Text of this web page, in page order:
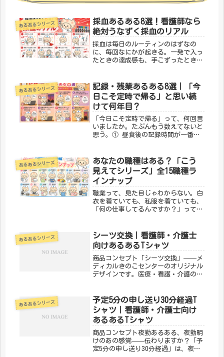
あるあるシリーズ
採血あるある8選！看護師なら
絶対うなずく採血のリアル
採血は毎日のルーティンのはずなの
に、毎回なにかが起きる。一発で入っ
たときの達成感も、手こずったときの
る！」を8つ集めました。① 一発で入
った時の達成感がすごい細い血管、動
く...
あるあるシリーズ
記録・残業あるある8選｜「今
日こそ定時で帰る」と思い続
けて何年目？
「今日こそ定時で帰る」って、何回言
いましたか。たぶんもう数えてないと
思う。① 昼食後の記録時間が一番眠
見てるのか、目をつぶってるのか、自
分でもわからない瞬間がある。
「SOA...
あるあるシリーズ
あなたの職種はある？「こう
見えてシリーズ」全15職種ラ
インナップ
職業って、見た目じゃわからない。白
衣を着ていても、私服を着ていても、
「何の仕事してるんですか？」って聞
から生まれたのが「こう見えてシリー
ズ」です。医療・介護の現場には、本
当...
あるあるシリーズ
シーツ交換｜看護師・介護士
向けあるあるTシャツ
商品コンセプト「シーツ交換」——メ
ディカルきのこセンターのオリジナル
デザインです。医療・看護・介護の現
ろん、プレゼントにもぴったりです。
「メディカルきのこセンター」が手が
け...
あるあるシリーズ
予定5分の申し送り30分経過T
シャツ｜看護師・介護士向け
あるあるTシャツ
商品コンセプト夜勤あるある、夜勤明
けのあの感覚——伝わりますか？「予
定5分の申し送り30分経過」は、夜中